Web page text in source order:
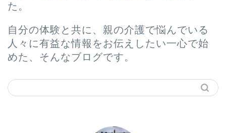
た。
自分の体験と共に、親の介護で悩んでいる
人々に有益な情報をお伝えしたい一心で始
めた、そんなブログです。